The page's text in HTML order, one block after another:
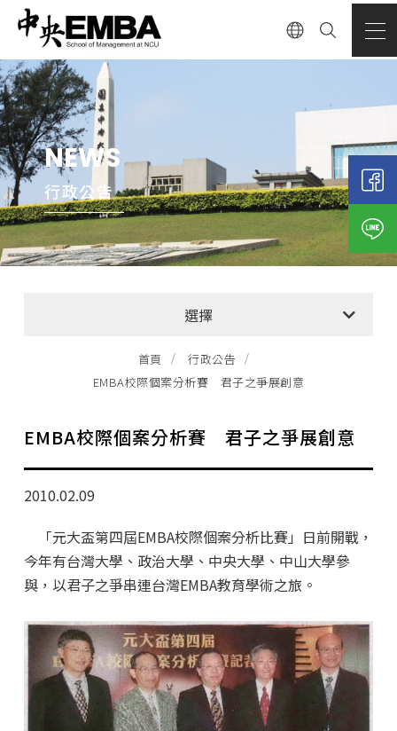
NEWS
行政公告
選擇
全部消息
EMBA招生公告
行政公告
企業導師計畫
首頁
行政公告
EMBA校際個案分析賽 君子之爭展創意
EMBA校際個案分析賽 君子之爭展創意
2010.02.09
「元大盃第四屆EMBA校際個案分析比賽」日前開戰，
今年有台灣大學、政治大學、中央大學、中山大學參
與，以君子之爭串連台灣EMBA教育學術之旅。